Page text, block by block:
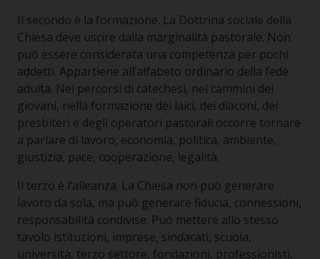
Il secondo è la formazione. La Dottrina sociale della
Chiesa deve uscire dalla marginalità pastorale. Non
può essere considerata una competenza per pochi
addetti. Appartiene all’alfabeto ordinario della fede
adulta. Nei percorsi di catechesi, nei cammini dei
giovani, nella formazione dei laici, dei diaconi, dei
presbiteri e degli operatori pastorali occorre tornare
a parlare di lavoro, economia, politica, ambiente,
giustizia, pace, cooperazione, legalità.
Il terzo è l’alleanza. La Chiesa non può generare
lavoro da sola, ma può generare fiducia, connessioni,
responsabilità condivise. Può mettere allo stesso
tavolo istituzioni, imprese, sindacati, scuola,
università, terzo settore, fondazioni, professionisti,